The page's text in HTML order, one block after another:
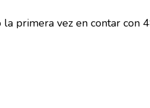
primera vez en contar con